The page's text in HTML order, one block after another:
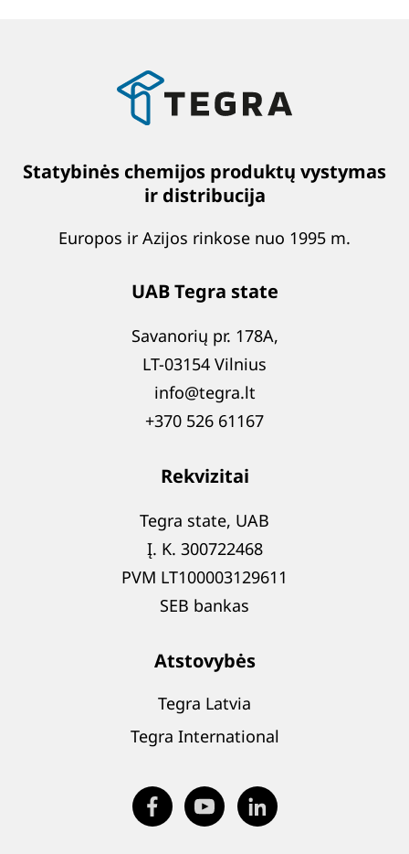
Statybinės chemijos produktų vystymas
ir distribucija
Europos ir Azijos rinkose nuo 1995 m.
UAB Tegra state
Savanorių pr. 178A,
LT-03154 Vilnius
info@tegra.lt
+370 526 61167
Rekvizitai
Tegra state, UAB
Į. K. 300722468
PVM LT100003129611
SEB bankas
Atstovybės
Tegra Latvia
Tegra International